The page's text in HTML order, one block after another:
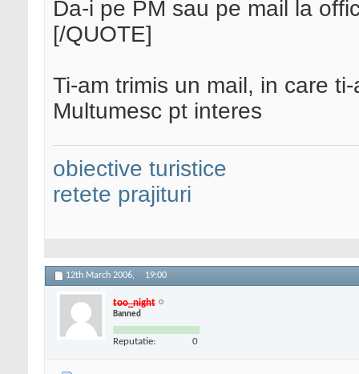
Da-i pe PM sau pe mail la
[/QUOTE]
Ti-am trimis un mail, in care
Multumesc pt interes
obiective turistice
retete prajituri
12th March 2006, 19:00
too_night
Banned
Reputatie: 0